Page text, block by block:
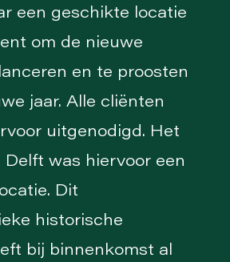
een geschikte locatie
om de nieuwe
en te proosten
jaar. Alle cliënten
uitgenodigd. Het
Delft was hiervoor een
Dit
historische
bij binnenkomst al